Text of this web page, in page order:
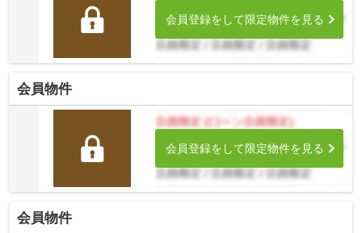
会員登録をして限定物件を見る
会員物件
会員登録をして限定物件を見る
会員物件